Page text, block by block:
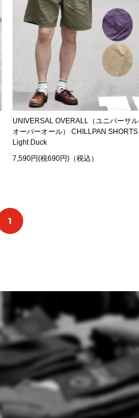
UNIVERSAL OVERALL（ユニバーサル
オーバーオール） CHILLPAN SHORTS
Light Duck
7,590円(税690円)（税込）
1